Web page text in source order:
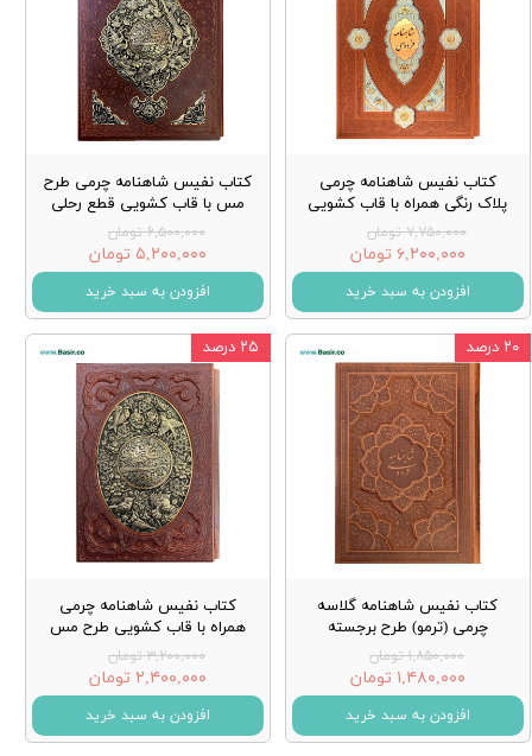
کتاب نفیس شاهنامه چرمی
پلاک رنگی همراه با قاب کشویی
۷,۷۵۰,۰۰۰ تومان
۶,۲۰۰,۰۰۰ تومان
افزودن به سبد خرید
کتاب نفیس شاهنامه چرمی طرح
مس با قاب کشویی قطع رحلی
۶,۵۰۰,۰۰۰ تومان
۵,۲۰۰,۰۰۰ تومان
افزودن به سبد خرید
کتاب نفیس شاهنامه گلاسه
چرمی (ترمو) طرح برجسته
۱,۸۵۰,۰۰۰ تومان
۱,۴۸۰,۰۰۰ تومان
افزودن به سبد خرید
۲۰ درصد
کتاب نفیس شاهنامه چرمی
همراه با قاب کشویی طرح مس
۳,۲۰۰,۰۰۰ تومان
۲,۴۰۰,۰۰۰ تومان
افزودن به سبد خرید
۲۵ درصد